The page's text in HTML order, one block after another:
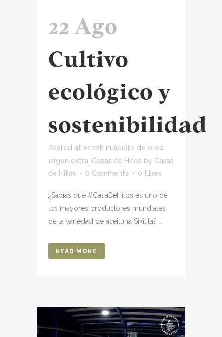
22 Ago
Cultivo
ecológico y
sostenibilidad
Posted at 21:12h in Aceite de oliva
virgen extra Casas de Hitos by Casas
de Hitos
0 Comments 0 Likes
¿Sabías que #CasaDeHitos es uno de
los mayores productores mundiales
de la variedad de aceituna Sikitita?...
READ MORE